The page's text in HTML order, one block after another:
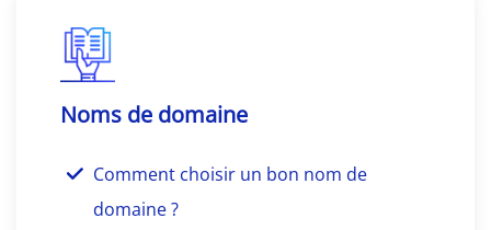
Noms de domaine
Comment choisir un bon nom de
domaine ?